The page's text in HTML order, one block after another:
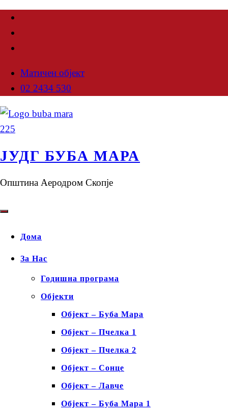
Матичен објект
02 2434 530
ЈУДГ БУБА МАРА
Општина Аеродром Скопје
Дома
За Нас
Годишна програма
Објекти
Објект – Буба Мара
Објект – Пчелка 1
Објект – Пчелка 2
Објект – Сонце
Објект – Лавче
Објект – Буба Мара 1